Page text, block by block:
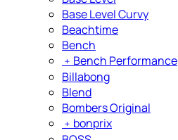
Base Level Curvy
Beachtime
Bench
﹢ Bench Performance
Billabong
Blend
Bombers Original
﹢ bonprix